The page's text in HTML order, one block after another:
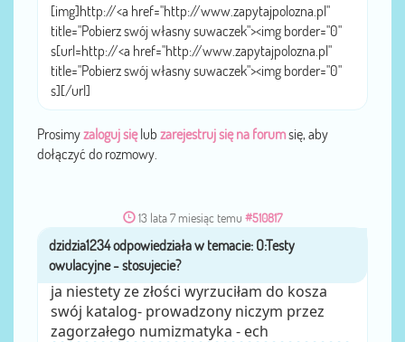
[img]http://<a href="http://www.zapytajpolozna.pl"
title="Pobierz swój własny suwaczek"><img border="0"
s[url=http://<a href="http://www.zapytajpolozna.pl"
title="Pobierz swój własny suwaczek"><img border="0"
s][/url]
Prosimyzaloguj sięlub zarejestruj się na forumsię, aby
dołączyć do rozmowy.
13 lata 7 miesiąc temu #510817
przezdzidzia1234
ja niestety ze złości wyrzuciłam do kosza
swój katalog- prowadzony niczym przez
zagorzałego numizmatyka - ech